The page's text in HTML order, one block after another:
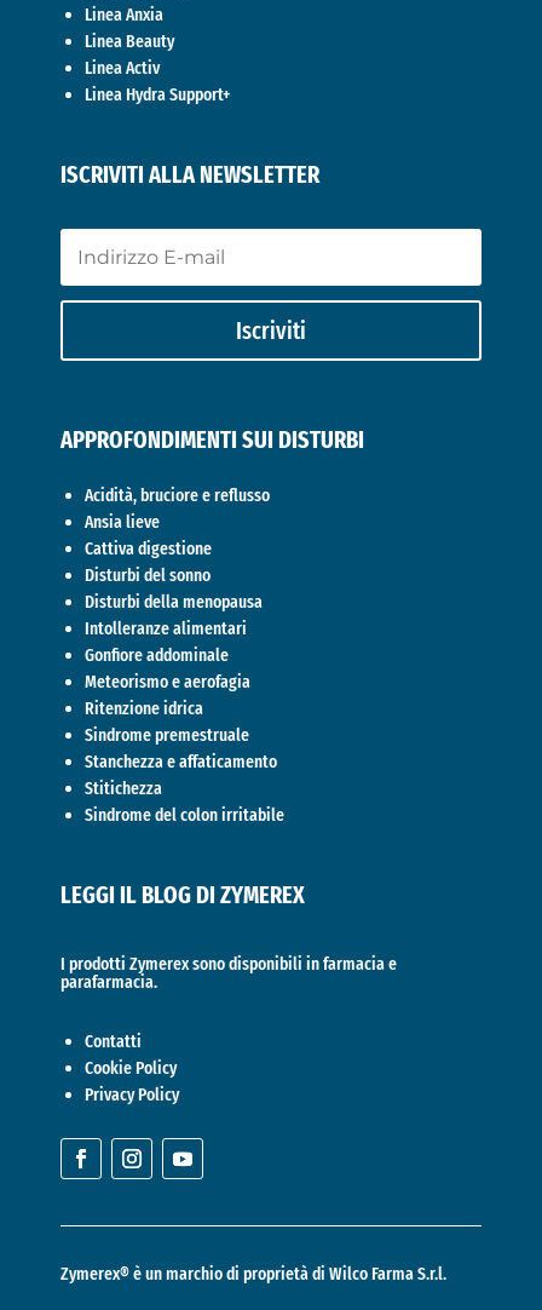
Linea Anxia
Linea Beauty
Linea Activ
Linea Hydra Support+
ISCRIVITI ALLA NEWSLETTER
Iscriviti
APPROFONDIMENTI SUI DISTURBI
Acidità, bruciore e reflusso
Ansia lieve
Cattiva digestione
Disturbi del sonno
Disturbi della menopausa
Intolleranze alimentari
Gonfiore addominale
Meteorismo e aerofagia
Ritenzione idrica
Sindrome premestruale
Stanchezza e affaticamento
Stitichezza
Sindrome del colon irritabile
LEGGI IL BLOG DI ZYMEREX
I prodotti Zymerex sono disponibili in farmacia e
parafarmacia.
Contatti
Cookie Policy
Privacy Policy
Zymerex® è un marchio di proprietà di Wilco Farma S.r.l.